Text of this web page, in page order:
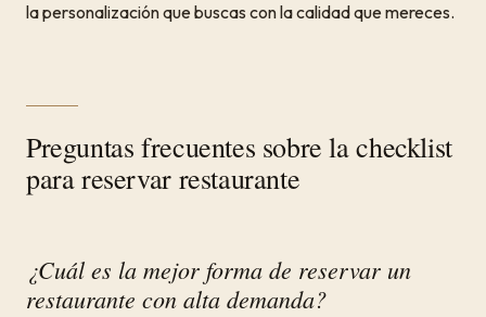
la personalización que buscas con la calidad que mereces.
Preguntas frecuentes sobre la checklist
para reservar restaurante
¿Cuál es la mejor forma de reservar un
restaurante con alta demanda?